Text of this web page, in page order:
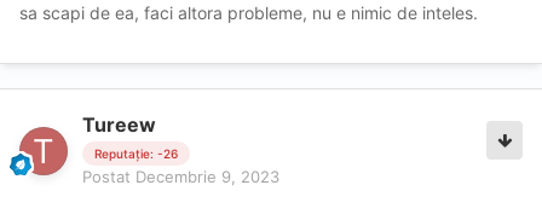
sa scapi de ea, faci altora probleme, nu e nimic de inteles.
Tureew
Reputație: -26
Postat Decembrie 9, 2023